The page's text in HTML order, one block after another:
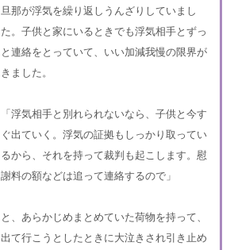
旦那が浮気を繰り返しうんざりしていまし
た。子供と家にいるときでも浮気相手とずっ
と連絡をとっていて、いい加減我慢の限界が
きました。
「浮気相手と別れられないなら、子供と今す
ぐ出ていく。浮気の証拠もしっかり取ってい
るから、それを持って裁判も起こします。慰
謝料の額などは追って連絡するので」
と、あらかじめまとめていた荷物を持って、
出て行こうとしたときに大泣きされ引き止め